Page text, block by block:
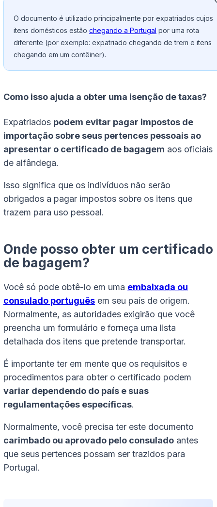
O documento é utilizado principalmente por expatriados cujos
itens domésticos estão chegando a Portugal por uma rota
diferente (por exemplo: expatriado chegando de trem e itens
chegando em um contêiner).
Como isso ajuda a obter uma isenção de taxas?
Expatriados podem evitar pagar impostos de
importação sobre seus pertences pessoais ao
apresentar o certificado de bagagem aos oficiais
de alfândega.
Isso significa que os indivíduos não serão
obrigados a pagar impostos sobre os itens que
trazem para uso pessoal.
Onde posso obter um certificado
de bagagem?
Você só pode obtê-lo em uma embaixada ou
consulado português em seu país de origem.
Normalmente, as autoridades exigirão que você
preencha um formulário e forneça uma lista
detalhada dos itens que pretende transportar.
É importante ter em mente que os requisitos e
procedimentos para obter o certificado podem
variar dependendo do país e suas
regulamentações específicas.
Normalmente, você precisa ter este documento
carimbado ou aprovado pelo consulado antes
que seus pertences possam ser trazidos para
Portugal.